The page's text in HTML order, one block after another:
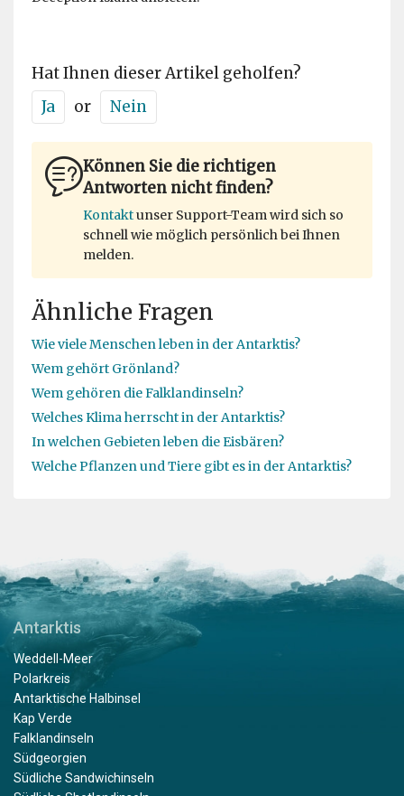
Hat Ihnen dieser Artikel geholfen?
Ja
or Nein
Können Sie die richtigen
Antworten nicht finden?
Kontaktunser Support-Team wird sich so
schnell wie möglich persönlich bei Ihnen
melden.
Ähnliche Fragen
Wie viele Menschen leben in der Antarktis?
Wem gehört Grönland?
Wem gehören die Falklandinseln?
Welches Klima herrscht in der Antarktis?
In welchen Gebieten leben die Eisbären?
Welche Pflanzen und Tiere gibt es in der Antarktis?
Antarktis
Weddell-Meer
Polarkreis
Antarktische Halbinsel
Kap Verde
Falklandinseln
Südgeorgien
Südliche Sandwichinseln